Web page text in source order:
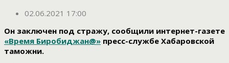
02.06.2021 17:00
Он заключен под стражу, сообщили интернет-газете
«Время Биробиджан@» пресс-службе Хабаровской
таможни.